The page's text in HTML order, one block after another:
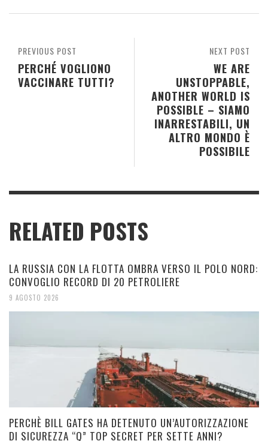
NEXT POST
WE ARE
UNSTOPPABLE,
ANOTHER WORLD IS
POSSIBLE – SIAMO
INARRESTABILI, UN
ALTRO MONDO È
POSSIBILE
PREVIOUS POST
PERCHÉ VOGLIONO
VACCINARE TUTTI?
RELATED POSTS
LA RUSSIA CON LA FLOTTA OMBRA VERSO IL POLO NORD:
CONVOGLIO RECORD DI 20 PETROLIERE
9 AGOSTO 2026
PERCHÈ BILL GATES HA DETENUTO UN’AUTORIZZAZIONE
DI SICUREZZA “Q” TOP SECRET PER SETTE ANNI?